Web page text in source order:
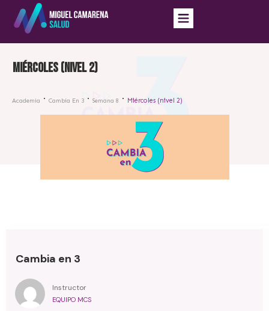
Miércoles (nivel 2)
Academia Cambia En 3 Semana 8 Miércoles (nivel 2)
Cambia en 3
Instructor
EQUIPO MCS